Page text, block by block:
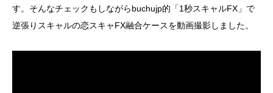
す。そんなチェックもしながらbuchujp的「1秒スキャルFX」で
逆張りスキャルの恋スキャFX融合ケースを動画撮影しました。